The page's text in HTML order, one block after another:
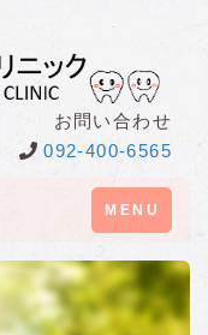
お問い合わせ
092-400-6565
Toggle
navigation
MENU